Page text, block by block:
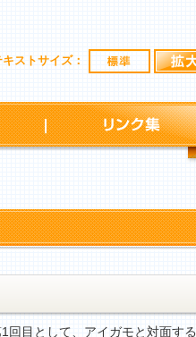
キストサイズ： 標準
行事予定
回目として、アイガモと対面する